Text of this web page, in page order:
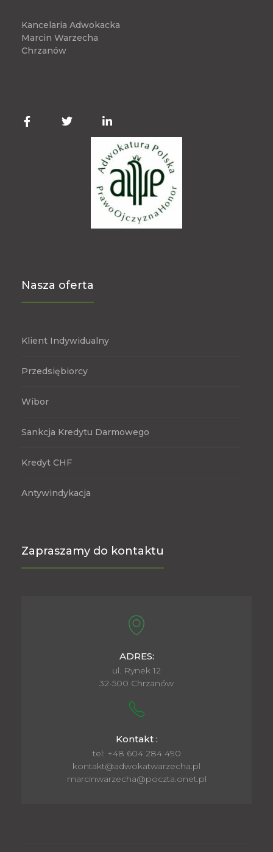
Kancelaria Adwokacka
Marcin Warzecha
Chrzanów
Nasza oferta
Klient Indywidualny
Przedsiębiorcy
Wibor
Sankcja Kredytu Darmowego
Kredyt CHF
Antywindykacja
Zapraszamy do kontaktu
ADRES:
ul. Rynek 12
32-500 Chrzanów
Kontakt :
tel: +48 604 284 490
kontakt@adwokatwarzecha.pl
marcinwarzecha@poczta.onet.pl